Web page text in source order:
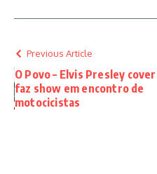
Previous Article
O Povo – Elvis Presley cover
faz show em encontro de
motocicistas